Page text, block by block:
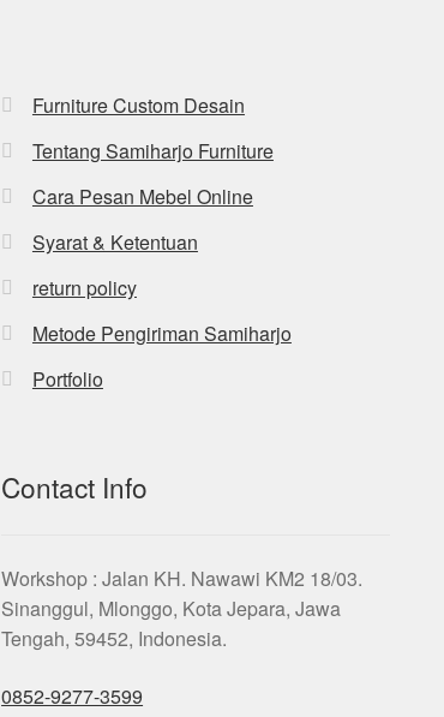
Furniture Custom Desain
Tentang Samiharjo Furniture
Cara Pesan Mebel Online
Syarat & Ketentuan
return policy
Metode Pengiriman Samiharjo
Portfolio
Contact Info
Workshop : Jalan KH. Nawawi KM2 18/03.
Sinanggul, Mlonggo, Kota Jepara, Jawa
Tengah, 59452, Indonesia.
0852-9277-3599